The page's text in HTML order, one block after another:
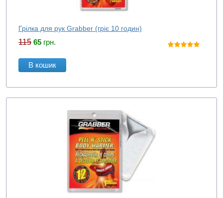
Грілка для рук Grabber (гріє 10 годин)
115 65 грн.
В кошик